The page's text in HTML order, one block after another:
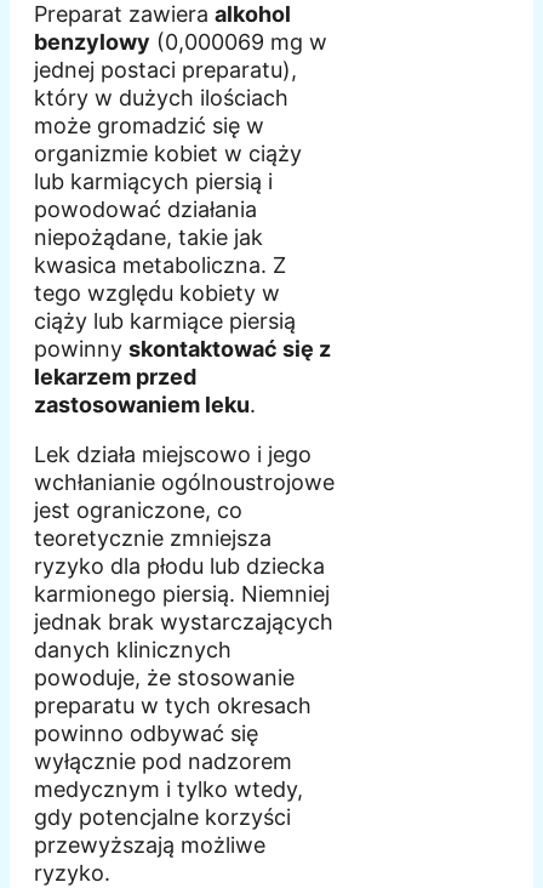
Preparat zawiera alkohol
benzylowy (0,000069 mg w
jednej postaci preparatu),
który w dużych ilościach
może gromadzić się w
organizmie kobiet w ciąży
lub karmiących piersią i
powodować działania
niepożądane, takie jak
kwasica metaboliczna. Z
tego względu kobiety w
ciąży lub karmiące piersią
powinny skontaktować się z
lekarzem przed
zastosowaniem leku.
Lek działa miejscowo i jego
wchłanianie ogólnoustrojowe
jest ograniczone, co
teoretycznie zmniejsza
ryzyko dla płodu lub dziecka
karmionego piersią. Niemniej
jednak brak wystarczających
danych klinicznych
powoduje, że stosowanie
preparatu w tych okresach
powinno odbywać się
wyłącznie pod nadzorem
medycznym i tylko wtedy,
gdy potencjalne korzyści
przewyższają możliwe
ryzyko.